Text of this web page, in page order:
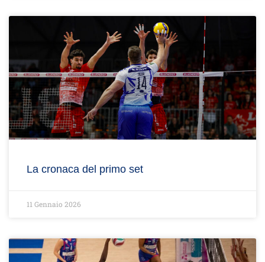
La cronaca del primo set
11 Gennaio 2026